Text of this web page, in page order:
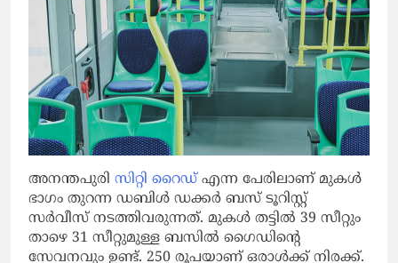
അനന്തപുരി സിറ്റി റൈഡ്എന്ന പേരിലാണ് മുകള്‍
ഭാഗം തുറന്ന ഡബിള്‍ ഡക്കര്‍ ബസ് ടൂറിസ്റ്റ്
സര്‍വീസ് നടത്തിവരുന്നത്. മുകൾ തട്ടിൽ 39 സീറ്റും
താഴെ 31 സീറ്റുമുള്ള ബസിൽ ഗൈഡിന്റെ
സേവനവും ഉണ്ട്. 250 രൂപയാണ് ഒരാൾക്ക് നിരക്ക്.